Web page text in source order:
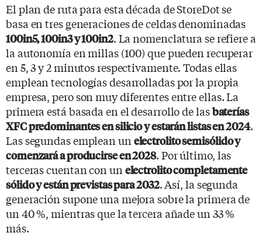
El plan de ruta para esta década de StoreDot se
basa en tres generaciones de celdas denominadas
100in5, 100in3 y 100in2. La nomenclatura se refiere a
la autonomía en millas (100) que pueden recuperar
en 5, 3 y 2 minutos respectivamente. Todas ellas
emplean tecnologías desarrolladas por la propia
empresa, pero son muy diferentes entre ellas. La
primera está basada en el desarrollo de lasbaterías
XFC predominantes en silicio y estarán listas en 2024.
Las segundas emplean un electrolito semisólido y
comenzará a producirse en 2028. Por último, las
terceras cuentan con un electrolito completamente
sólido y están previstas para 2032. Así, la segunda
generación supone una mejora sobre la primera de
un 40 %, mientras que la tercera añade un 33 %
más.